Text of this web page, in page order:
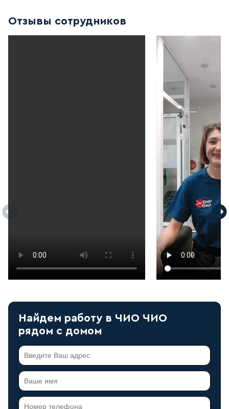
Отзывы сотрудников
Найдем работу в ЧИО ЧИО
рядом с домом